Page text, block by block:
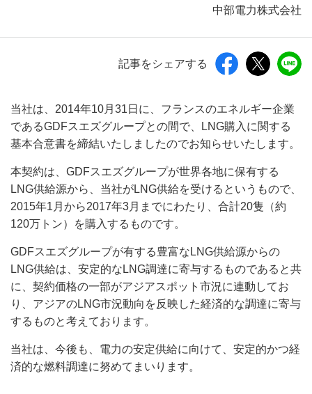
中部電力株式会社
記事をシェアする
当社は、2014年10月31日に、フランスのエネルギー企業
であるGDFスエズグループとの間で、LNG購入に関する
基本合意書を締結いたしましたのでお知らせいたします。
本契約は、GDFスエズグループが世界各地に保有する
LNG供給源から、当社がLNG供給を受けるというもので、
2015年1月から2017年3月までにわたり、合計20隻（約
120万トン）を購入するものです。
GDFスエズグループが有する豊富なLNG供給源からの
LNG供給は、安定的なLNG調達に寄与するものであると共
に、契約価格の一部がアジアスポット市況に連動してお
り、アジアのLNG市況動向を反映した経済的な調達に寄与
するものと考えております。
当社は、今後も、電力の安定供給に向けて、安定的かつ経
済的な燃料調達に努めてまいります。